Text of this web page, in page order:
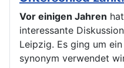
Vor einigen Jahren
interessante
Leipzig. Es ging um
synonym verwendet